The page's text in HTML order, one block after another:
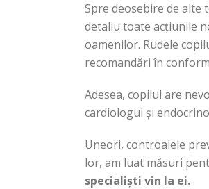
Spre deosebire de alte
detaliu toate acțiunile
oamenilor. Rudele
recomandări în
Adesea, copilul are
cardiologul și
Uneori, controalele
lor, am luat măsuri
specialiști vin la ei.